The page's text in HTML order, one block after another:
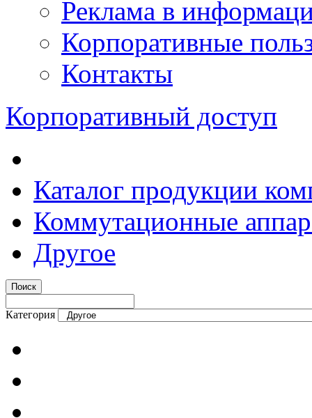
Реклама в
Корпоративные
Контакты
Корпоративный доступ
Каталог продукции
Коммутационные
Другое
Категория